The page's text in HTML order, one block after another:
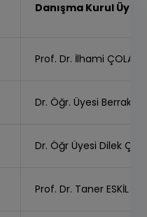
Danışma Kurul
Prof. Dr. İlhami
Dr. Öğr. Üyesi Berrak
Dr. Öğr Üyesi Dilek
Prof. Dr. Taner ESKİL